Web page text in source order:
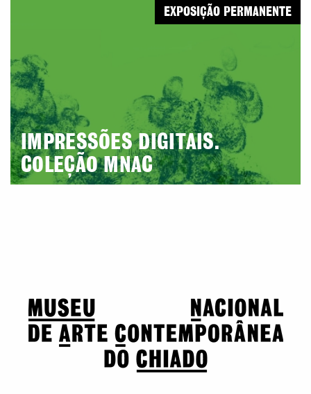
IMPRESSÕES DIGITAIS.
COLEÇÃO MNAC
EXPOSIÇÃO PERMANENTE